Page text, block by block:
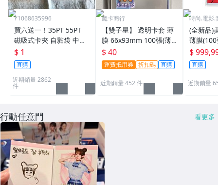
Y1068635996
買六送一！35PT 55PT
磁吸式卡夾 自黏袋 中華
職棒球員卡 遊戲王 寶可
夢PTCG 漫威 ultra pro
可用
$ 1
直購
近期銷量 2862
件
魔卡商行
【雙子星】 透明卡套 薄
膜 66x93mm 100張(薄)
適用 BBM MLB Topps C
PBL 球員卡
$ 40
運費抵用券 折扣碼 直購
近期銷量 452 件
時尚.電影.
(全新品)
薄膜
次到貨
$
直購
近期銷量
行動任意門 看更多